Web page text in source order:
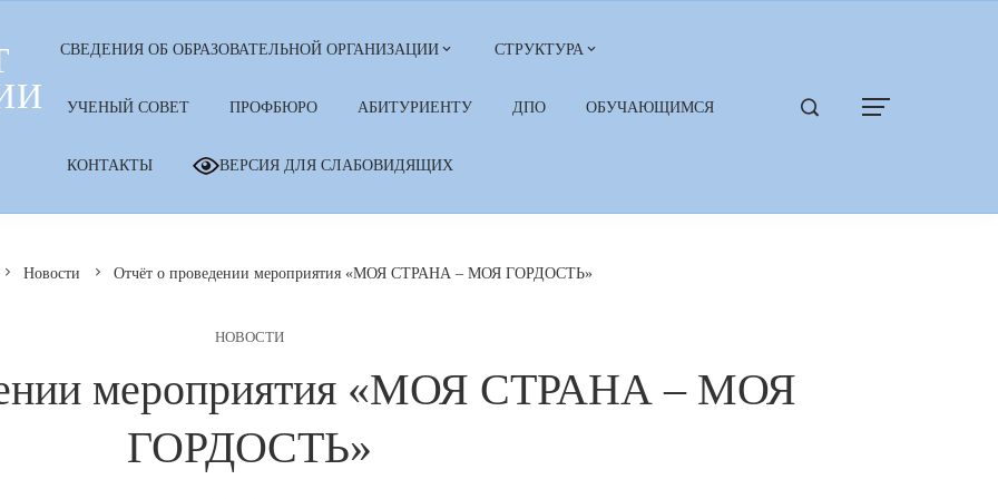
СВЕДЕНИЯ ОБ ОБРАЗОВАТЕЛЬНОЙ ОРГАНИЗАЦИИ СТРУКТУРА
УЧЕНЫЙ СОВЕТ ПРОФБЮРО АБИТУРИЕНТУ ДПО ОБУЧАЮЩИМСЯ
КОНТАКТЫ ВЕРСИЯ ДЛЯ СЛАБОВИДЯЩИХ
Новости Отчёт о проведении мероприятия «МОЯ СТРАНА – МОЯ ГОРДОСТЬ»
НОВОСТИ
мероприятия «МОЯ СТРАНА – МОЯ
ГОРДОСТЬ»